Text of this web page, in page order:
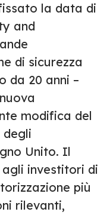
la data di
and
di sicurezza
da 20 anni –
modifica del
degli
Unito. Il
investitori di
più
rilevanti,